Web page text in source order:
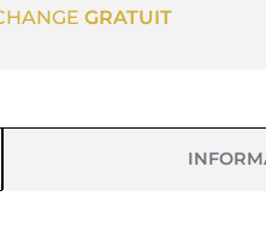
GRATUIT